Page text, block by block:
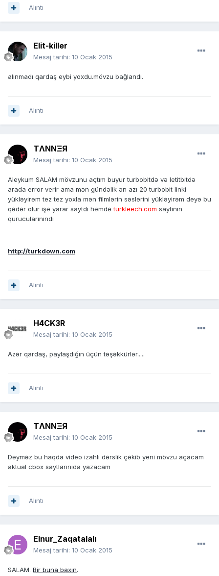
Alıntı
Elit-killer
Mesaj tarihi: 10 Ocak 2015
alınmadı qardaş eybi yoxdu.mövzu bağlandı.
Alıntı
TΛNNΞЯ
Mesaj tarihi: 10 Ocak 2015
Aleykum SALAM mövzunu açtım buyur turbobitdə və letitbitdə
arada error verir ama mən gündəlik ən azı 20 turbobit linki
yükləyirəm tez tez yoxla mən filmlərin səslərini yükləyirəm deyə bu
qədər olur işə yarar saytdı həmdəturkleech.com saytının
qurucularınındı
http://turkdown.com
Alıntı
H4CK3R
Mesaj tarihi: 10 Ocak 2015
Azər qardaş, paylaşdığın üçün təşəkkürlər.....
Alıntı
TΛNNΞЯ
Mesaj tarihi: 10 Ocak 2015
Dəyməz bu haqda video izahlı dərslik çəkib yeni mövzu açacam
aktual cbox saytlarınıda yazacam
Alıntı
Elnur_Zaqatalalı
Mesaj tarihi: 10 Ocak 2015
SALAM. Bir buna baxın.